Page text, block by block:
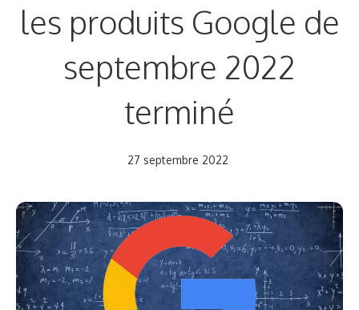
les produits Google de
septembre 2022
terminé
27 septembre 2022